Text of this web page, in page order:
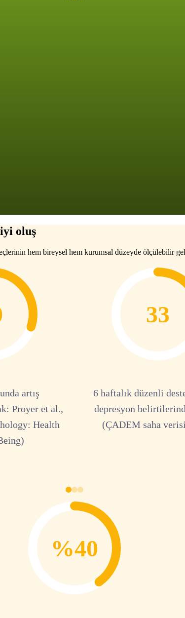
oluş
hem bireysel hem kurumsal düzeyde ölçülebilir
artış
Proyer et al.,
Health
33
6 haftalık düzenli
depresyon
(ÇADEM saha
%40